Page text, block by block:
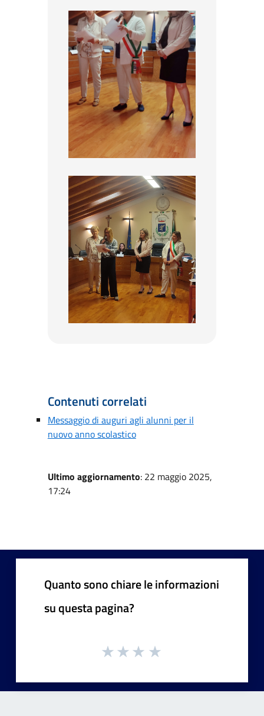
Elezione Sindaco e Vicesindaco del CCRR 4
Elezione Sindaco e Vicesindaco del CCRR 5
Contenuti correlati
Messaggio di auguri agli alunni per il
nuovo anno scolastico
Ultimo aggiornamento: 22 maggio 2025,
17:24
Quanto sono chiare le informazioni
su questa pagina?